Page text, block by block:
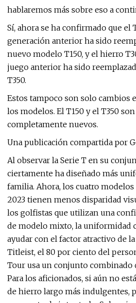
hablaremos más sobre eso a
Sí, ahora se ha confirmado que el
generación anterior ha sido
nuevo modelo T150, y el hierro
juego anterior ha sido
T350.
Estos tampoco son solo cambios
los modelos. El T150 y el T350
completamente nuevos.
Una publicación compartida por
Al observar la Serie T en su
ciertamente ha diseñado más
familia. Ahora, los cuatro modelos
2023 tienen menos disparidad
los golfistas que utilizan una
de modelo mixto, la uniformidad
ayudar con el factor atractivo de la
Titleist, el 80 por ciento del
Tour usa un conjunto combinado
Para los aficionados, si aún no
de hierro largo más indulgentes,